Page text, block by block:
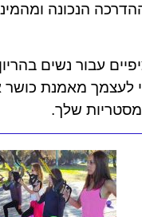
הנכונה
עבור נשים
מאמנת כושר
שלך.